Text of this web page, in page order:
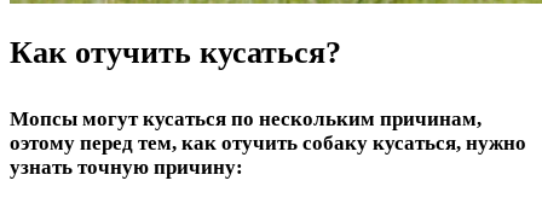
Как отучить кусаться?
Мопсы могут кусаться по нескольким причинам,
оэтому перед тем, как отучить собаку кусаться, нужно
узнать точную причину: